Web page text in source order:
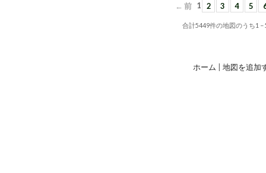
← 前 1 2 3 4 5
合計5449件の地図のうち1 −
ホーム 地図を追加